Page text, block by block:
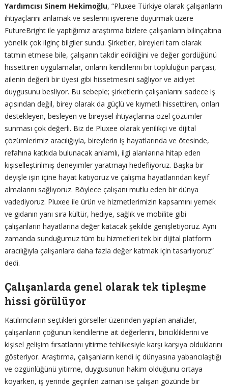
Yardımcısı Sinem Hekimoğlu, “Pluxee Türkiye olarak çalışanların
ihtiyaçlarını anlamak ve seslerini işverene duyurmak üzere
FutureBright ile yaptığımız araştırma bizlere çalışanların bilinçaltına
yönelik çok ilginç bilgiler sundu. Şirketler, bireyleri tam olarak
tatmin etmese bile, çalışanın takdir edildiğini ve değer gördüğünü
hissettiren uygulamalar, onların kendilerini bir topluluğun parçası,
ailenin değerli bir üyesi gibi hissetmesini sağlıyor ve aidiyet
duygusunu besliyor. Bu sebeple; şirketlerin çalışanlarını sadece iş
açısından değil, birey olarak da güçlü ve kıymetli hissettiren, onları
destekleyen, besleyen ve bireysel ihtiyaçlarına özel çözümler
sunması çok değerli. Biz de Pluxee olarak yenilikçi ve dijital
çözümlerimiz aracılığıyla, bireylerin iş hayatlarında ve ötesinde,
refahına katkıda bulunacak anlamlı, ilgi alanlarına hitap eden
kişiselleştirilmiş deneyimler yaratmayı hedefliyoruz. Başka bir
deyişle işin içine hayat katıyoruz ve çalışma hayatlarından keyif
almalarını sağlıyoruz. Böylece çalışanı mutlu eden bir dünya
vadediyoruz. Pluxee ile ürün ve hizmetlerimizin kapsamını yemek
ve gıdanın yanı sıra kültür, hediye, sağlık ve mobilite gibi
çalışanların hayatlarına değer katacak şekilde genişletiyoruz. Aynı
zamanda sunduğumuz tüm bu hizmetleri tek bir dijital platform
aracılığıyla çalışanlara daha fazla değer katmak için tasarlıyoruz”
dedi.
Çalışanlarda genel olarak tek tipleşme
hissi görülüyor
Katılımcıların seçtikleri görseller üzerinden yapılan analizler,
çalışanların çoğunun kendilerine ait değerlerini, biricikliklerini ve
kişisel gelişim fırsatlarını yitirme tehlikesiyle karşı karşıya olduklarını
gösteriyor. Araştırma, çalışanların kendi iç dünyasına yabancılaştığı
ve özgünlüğünü yitirme, duygusunun hakim olduğunu ortaya
koyarken, iş yerinde geçirilen zaman ise çalışan gözünde bir